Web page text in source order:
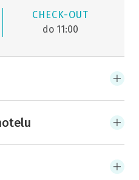
CHECK-OUT
do 11:00